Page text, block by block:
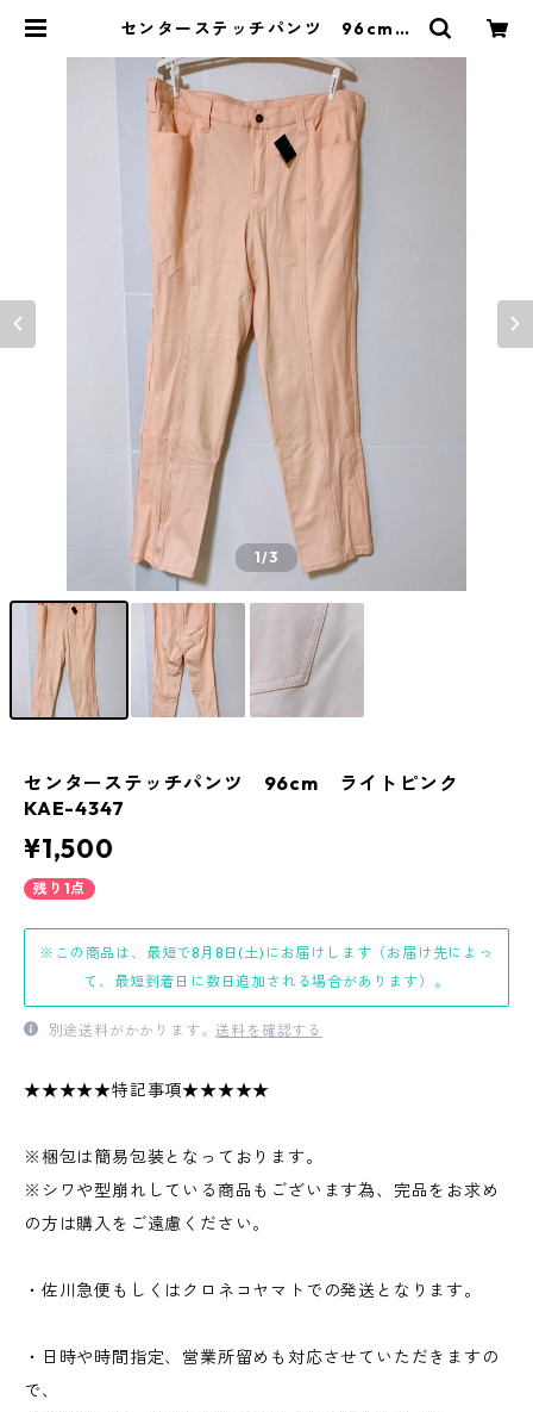
センターステッチパンツ 96cm
CK PRODUCE
1/3
センターステッチパンツ 96cm ライトピンク
KAE-4347
¥1,500
残り1点
※この商品は、最短で8月8日(土)にお届けします（お届け先によっ
て、最短到着日に数日追加される場合があります）。
別途送料がかかります。送料を確認する
★★★★★特記事項★★★★★
※梱包は簡易包装となっております。
※シワや型崩れしている商品もございます為、完品をお求め
の方は購入をご遠慮ください。
・佐川急便もしくはクロネコヤマトでの発送となります。
・日時や時間指定、営業所留めも対応させていただきますの
で、